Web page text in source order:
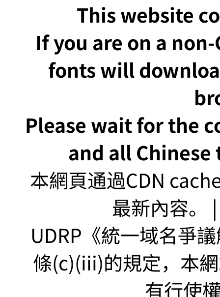
This website
If you are on a
fonts will
Please wait for the
and all
本網頁通過CDN
最新內容。
UDRP《統一域名爭
條(c)(iii)的規定，本
有行使